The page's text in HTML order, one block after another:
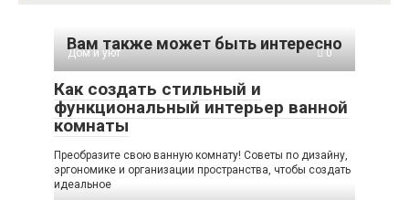
Вам также может быть интересно
Дом и уют 0
Как создать стильный и
функциональный интерьер ванной
комнаты
Преобразите свою ванную комнату! Советы по дизайну,
эргономике и организации пространства, чтобы создать
идеальное